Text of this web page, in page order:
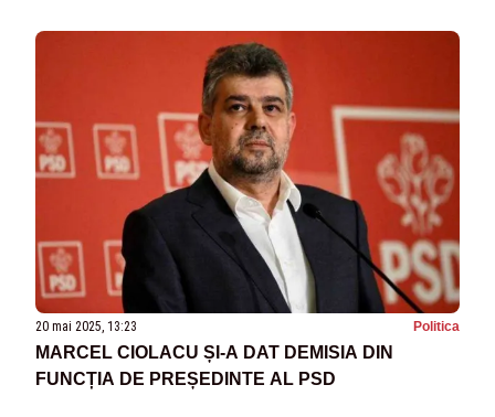
20 mai 2025, 13:23 Politica
MARCEL CIOLACU ȘI-A DAT DEMISIA DIN
FUNCȚIA DE PREȘEDINTE AL PSD